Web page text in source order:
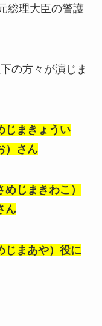
総理大臣の警護
の方々が演じま
じまきょうい
）さん
じまきわこ）
ん
まあや）役に